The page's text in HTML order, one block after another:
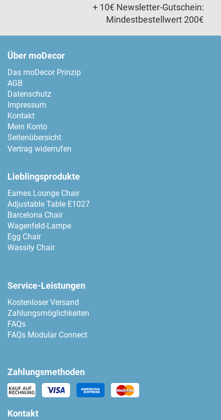
+ 10€ Newsletter-Gutschein:
Mindestbestellwert 200€
Über moDecor
Das moDecor Prinzip
AGB
Datenschutz
Impressum
Kontakt
Mein Konto
Seitenübersicht
Vertrag widerrufen
Lieblingsprodukte
Eames Lounge Chair
Adjustable Table E1027
Barcelona Chair
Wagenfeld-Lampe
Egg Chair
Wassily Chair
Service-Leistungen
Kostenloser Versand
Zahlungsmöglichkeiten
FAQs
FAQs Modular Connect
Zahlungsmethoden
Kontakt